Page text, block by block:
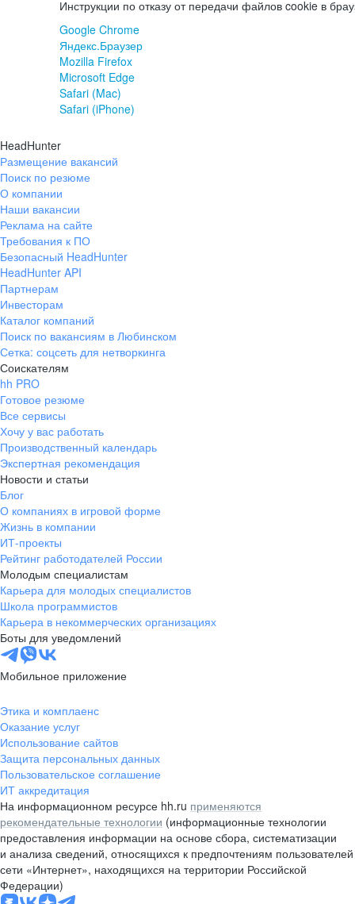
Инструкции по отказу от передачи файлов cookie в
Google Chrome
Яндекс.Браузер
Mozilla Firefox
Microsoft Edge
Safari (Mac)
Safari (iPhone)
HeadHunter
Размещение вакансий
Поиск по резюме
О компании
Наши вакансии
Реклама на сайте
Требования к ПО
Безопасный HeadHunter
HeadHunter API
Партнерам
Инвесторам
Каталог компаний
Поиск по вакансиям в Любинском
Сетка: соцсеть для нетворкинга
Соискателям
hh PRO
Готовое резюме
Все сервисы
Хочу у вас работать
Производственный календарь
Экспертная рекомендация
Новости и статьи
Блог
О компаниях в игровой форме
Жизнь в компании
ИТ-проекты
Рейтинг работодателей России
Молодым специалистам
Карьера для молодых специалистов
Школа программистов
Карьера в некоммерческих организациях
Боты для уведомлений
Мобильное приложение
Этика и комплаенс
Оказание услуг
Использование сайтов
Защита персональных данных
Пользовательское соглашение
ИТ аккредитация
На информационном ресурсе hh.ru применяются
рекомендательные технологии (информационные технологии
предоставления информации на основе сбора, систематизации
и анализа сведений, относящихся к предпочтениям пользователей
сети «Интернет», находящихся на территории Российской
Федерации)